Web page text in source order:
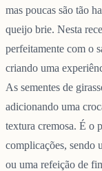
mas poucas são tão
queijo brie. Nesta
perfeitamente com o
criando uma
As sementes de
adicionando uma
textura cremosa. É o
complicações, sendo
ou uma refeição de